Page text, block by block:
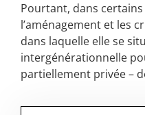
Pourtant, dans certains
l’aménagement et les
dans laquelle elle se
intergénérationnelle
partiellement privée –